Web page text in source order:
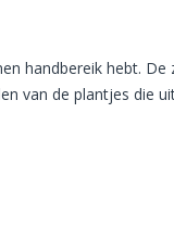
handbereik hebt. De
van de plantjes die